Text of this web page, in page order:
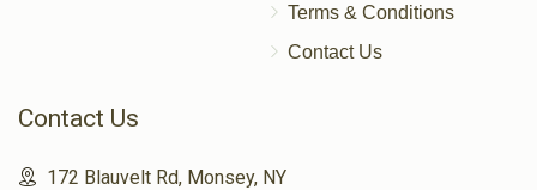
$1,800.00
Terms & Conditions
Contact Us
Contact Us
172 Blauvelt Rd, Monsey, NY